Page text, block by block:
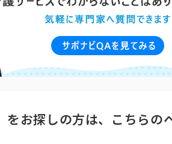
をお探しの方は、こちらの